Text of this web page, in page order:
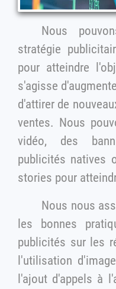
Nous pouvons ensuite
stratégie
pour atteindre
s'agisse d'augmenter la visibilité de la
d'attirer de nouveaux
ventes. Nous
vidéo, des bannières publicitaires, des
publicités natives ou des
stories pour
Nous nous assurons
les bonnes
publicités sur les
l'utilisation d'images et de textes attrayants,
l'ajout d'appels à l'action